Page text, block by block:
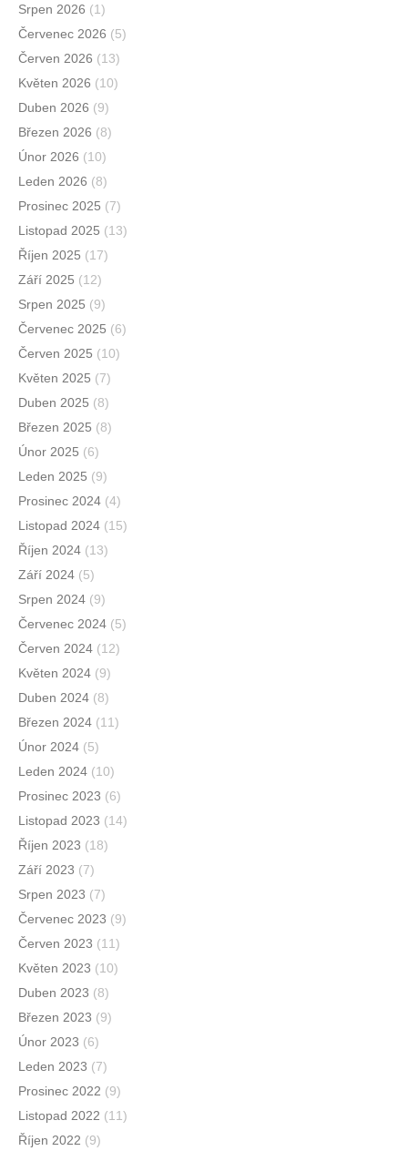
Srpen 2026 (1)
Červenec 2026 (5)
Červen 2026 (13)
Květen 2026 (10)
Duben 2026 (9)
Březen 2026 (8)
Únor 2026 (10)
Leden 2026 (8)
Prosinec 2025 (7)
Listopad 2025 (13)
Říjen 2025 (17)
Září 2025 (12)
Srpen 2025 (9)
Červenec 2025 (6)
Červen 2025 (10)
Květen 2025 (7)
Duben 2025 (8)
Březen 2025 (8)
Únor 2025 (6)
Leden 2025 (9)
Prosinec 2024 (4)
Listopad 2024 (15)
Říjen 2024 (13)
Září 2024 (5)
Srpen 2024 (9)
Červenec 2024 (5)
Červen 2024 (12)
Květen 2024 (9)
Duben 2024 (8)
Březen 2024 (11)
Únor 2024 (5)
Leden 2024 (10)
Prosinec 2023 (6)
Listopad 2023 (14)
Říjen 2023 (18)
Září 2023 (7)
Srpen 2023 (7)
Červenec 2023 (9)
Červen 2023 (11)
Květen 2023 (10)
Duben 2023 (8)
Březen 2023 (9)
Únor 2023 (6)
Leden 2023 (7)
Prosinec 2022 (9)
Listopad 2022 (11)
Říjen 2022 (9)